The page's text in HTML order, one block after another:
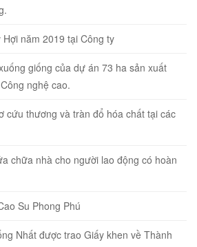
năm 2019 tại Công ty
giống của dự án 73 ha sản xuất
nghệ cao.
cứu thương và tràn đổ hóa chất tại các
chữa nhà cho người lao động có hoàn
Su Phong Phú
Nhất được trao Giấy khen về Thành